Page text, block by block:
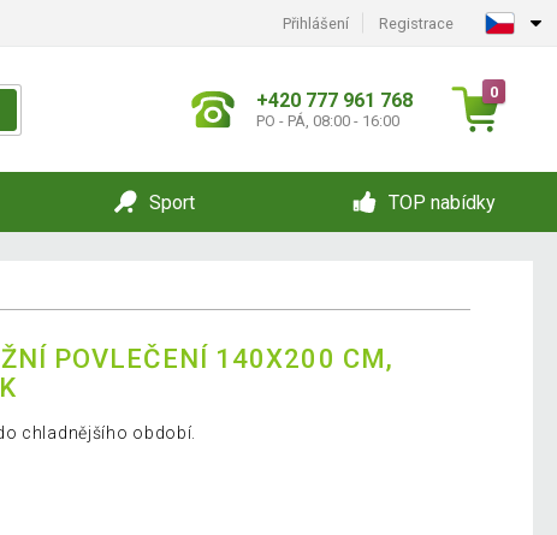
Přihlášení Registrace
+420 777 961 768
PO - PÁ, 08:00 - 16:00
0
Sport TOP nabídky
POVLEČENÍ 140X200 CM,
chladnějšího období.